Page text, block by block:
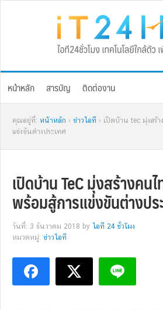
หน้าหลัก สารบัญ ติดต่องาน
คุณอยู่ที่: หน้าหลัก › ข่าวไอที › เปิดบ้าน tec มุ่งสร้
แข่งขันต่างประเทศ
เปิดบ้าน TeC มุ่งสร้างคน
พร้อมสู้การแข่งขันต่างปร
วันที่: 3 ธันวาคม 2018 by ไอที 24 ชั่วโมง
หมวดหมู่: ข่าวไอที